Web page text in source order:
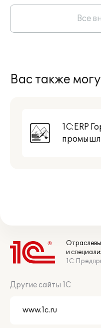
Все
Вас также
1С:ERP
и
Другие сайты 1С